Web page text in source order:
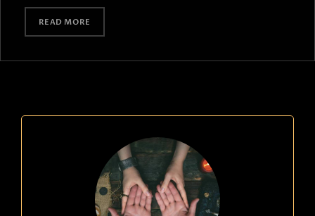
BETALING
VIPPS
READ MORE